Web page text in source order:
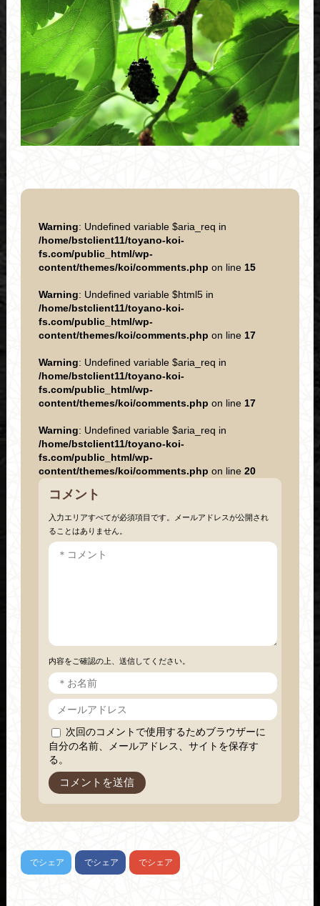
Warning: Undefined variable $aria_req in
/home/bstclient11/toyano-koi-
fs.com/public_html/wp-
content/themes/koi/comments.php on line 15
Warning: Undefined variable $html5 in
/home/bstclient11/toyano-koi-
fs.com/public_html/wp-
content/themes/koi/comments.php on line 17
Warning: Undefined variable $aria_req in
/home/bstclient11/toyano-koi-
fs.com/public_html/wp-
content/themes/koi/comments.php on line 17
Warning: Undefined variable $aria_req in
/home/bstclient11/toyano-koi-
fs.com/public_html/wp-
content/themes/koi/comments.php on line 20
コメント
入力エリアすべてが必須項目です。メールアドレスが公開され
ることはありません。
内容をご確認の上、送信してください。
次回のコメントで使用するためブラウザーに
自分の名前、メールアドレス、サイトを保存す
る。
でシェア でシェア でシェア